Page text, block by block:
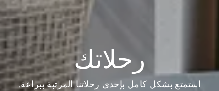
رحلاتك
استمتع بشكل كامل بإحدى رحلاتنا المرتبة ببراعة.